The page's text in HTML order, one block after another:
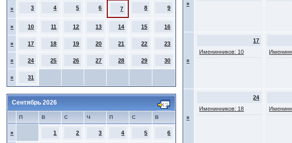
» 3 4 5 6 7 8 9
» 10 11 12 13 14 15 16
» 17 18 19 20 21 22 23
» 24 25 26 27 28 29 30
» 31
Сентябрь 2026
П В С Ч П С В
» 1 2 3 4 5 6
»
»
17
Именинников: 10
»
24
Именинников: 18